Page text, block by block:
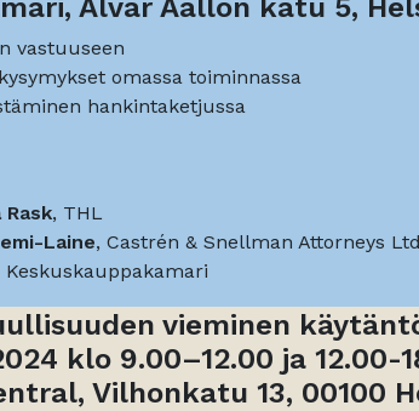
Alvar Aallon katu 5,
vastuuseen
omassa toiminnassa
hankintaketjussa
Rask, THL
Laine, Castrén & Snellman Attorneys Ltd
vieminen
klo 9.00–12.00 ja 12.00-
Vilhonkatu 13, 00100